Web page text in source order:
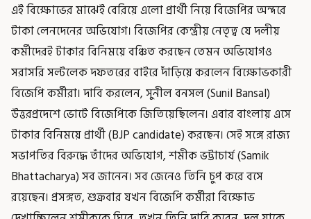
এই বিক্ষোভের মাঝেই বেরিয়ে এলো প্রার্থী নিয়ে বিজেপির অন্দরে
টাকা লেনদেনের অভিযোগ। বিজেপির কেন্দ্রীয় নেতৃত্ব যে দলীয়
কর্মীদেরই টাকার বিনিময়ে বঞ্চিত করছেন তেমন অভিযোগও
সরাসরি সল্টলেক দফতরের বাইরে দাঁড়িয়ে করলেন বিক্ষোভকারী
বিজেপি কর্মীরা। দাবি করলেন, সুনীল বনসল (Sunil Bansal)
উত্তরপ্রদেশে ভোটে বিজেপিকে জিতিয়েছিলেন। এবার বাংলায় এসে
টাকার বিনিময়ে প্রার্থী (BJP candidate) করছেন। সেই সঙ্গে রাজ্য
সভাপতির বিরুদ্ধে তাঁদের অভিযোগ, শমীক ভট্টাচার্য (Samik
Bhattacharya) সব জানেন। সব জেনেও তিনি চুপ করে বসে
রয়েছেন। প্রসঙ্গত, শুক্রবার যখন বিজেপি কর্মীরা বিক্ষোভ